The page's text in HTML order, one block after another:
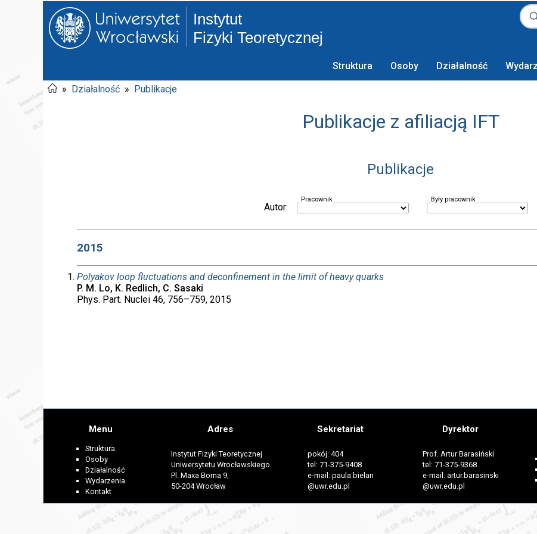
Instytut
Fizyki Teoretycznej
Struktura Osoby Działalność
» Działalność » Publikacje
Publikacje z afiliacją IFT
Publikacje
Autor:
Pracownik Były pracownik
2015
Polyakov loop fluctuations and deconfinement in the limit of heavy quarks
P. M. Lo, K. Redlich, C. Sasaki
Phys. Part. Nuclei 46, 756–759, 2015
Menu
Struktura
Osoby
Działalność
Wydarzenia
Kontakt
Adres
Instytut Fizyki Teoretycznej
Uniwersytetu Wrocławskiego
Pl. Maxa Borna 9,
50-204 Wrocław
Sekretariat
pokój: 404
tel: 71-375-9408
e-mail: paula.bielan
@uwr.edu.pl
Dyrektor
Prof. Artur Barasiński
tel: 71-375-9368
e-mail: artur.barasinski
@uwr.edu.pl